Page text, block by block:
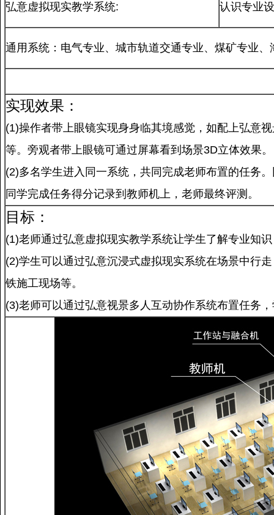
弘意虚拟现实教学系统: 认识专业
通用系统：电气专业、城市轨道交通专业、煤矿专业
实现效果：
(1)操作者带上眼镜实现身身临其境感觉，如配上弘意
等。旁观者带上眼镜可通过屏幕看到场景3D立体效果。
(2)多名学生进入同一系统，共同完成老师布置的任务
同学完成任务得分记录到教师机上，老师最终评测。
目标：
(1)老师通过弘意虚拟现实教学系统让学生了解专业知
(2)学生可以通过弘意沉浸式虚拟现实系统在场景中行
铁施工现场等。
(3)老师可以通过弘意视景多人互动协作系统布置任务